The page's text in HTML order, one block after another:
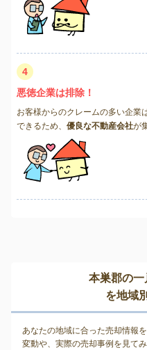
4
悪徳企業は排除！
お客様からのクレームの多い企業
できるため、 優良な不動産会社が
本巣郡の
を地域
あなたの地域に合った売却情報
変動や、実際の売却事例を見てみ